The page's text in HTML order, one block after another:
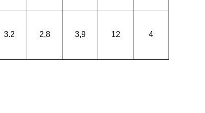
3.2 2,8 3,9 12 4